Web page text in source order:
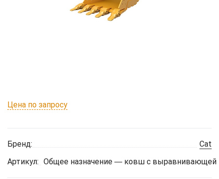
Цена по запросу
Бренд:
Cat
Артикул: Общее назначение ― ковш с